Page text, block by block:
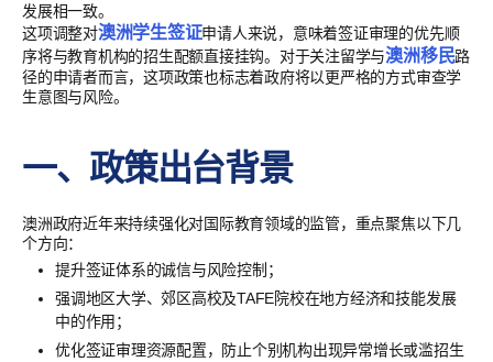
发展相一致。
这项调整对澳洲学生签证申请人来说，意味着签证审理的优先顺
序将与教育机构的招生配额直接挂钩。对于关注留学与澳洲移民路
径的申请者而言，这项政策也标志着政府将以更严格的方式审查学
生意图与风险。
一、政策出台背景
澳洲政府近年来持续强化对国际教育领域的监管，重点聚焦以下几
个方向：
提升签证体系的诚信与风险控制；
强调地区大学、郊区高校及TAFE院校在地方经济和技能发展
中的作用；
优化签证审理资源配置，防止个别机构出现异常增长或滥招生